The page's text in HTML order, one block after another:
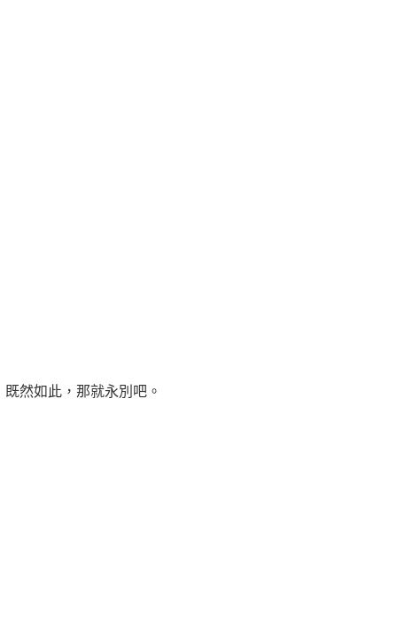
然如此，那就永別吧。